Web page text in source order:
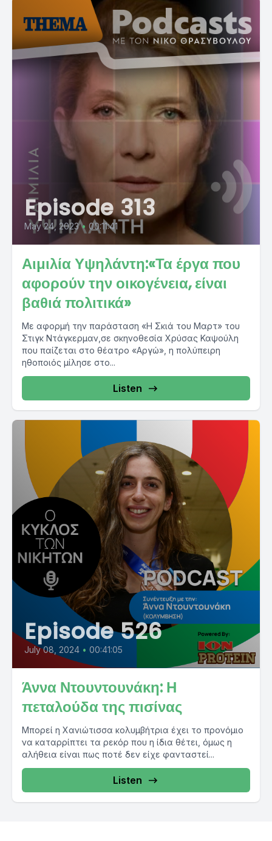
Episode 313
May 24, 2023 • 00:11:41
Αιμιλία Υψηλάντη:«Τα έργα που
αφορούν την οικογένεια, είναι
βαθιά πολιτικά»
Με αφορμή την παράσταση «Η Σκιά του Μαρτ» του
Στιγκ Ντάγκερμαν,σε σκηνοθεσία Χρύσας Καψούλη
που παίζεται στο θέατρο «Αργώ», η πολύπειρη
ηθοποιός μίλησε στο...
Listen
Episode 526
July 08, 2024 • 00:41:05
Άννα Ντουντουνάκη: Η
πεταλούδα της πισίνας
Μπορεί η Χανιώτισσα κολυμβήτρια έχει το προνόμιο
να καταρρίπτει τα ρεκόρ που η ίδια θέτει, όμως η
αλήθεια είναι πως ποτέ δεν είχε φανταστεί...
Listen